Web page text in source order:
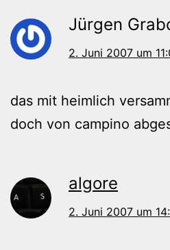
Jürgen
2. Juni 2007 um
das mit heimlich
doch von campino
algore
2. Juni 2007 um